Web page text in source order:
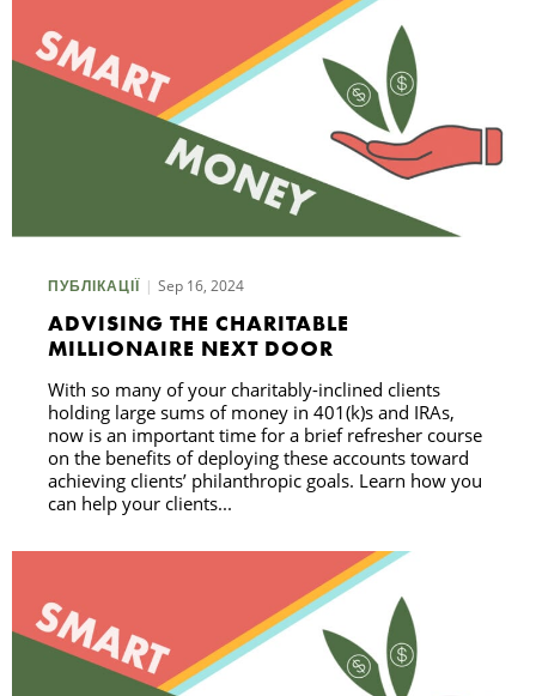
ПУБЛІКАЦІЇ Sep 16, 2024
ADVISING THE CHARITABLE
MILLIONAIRE NEXT DOOR
With so many of your charitably-inclined clients
holding large sums of money in 401(k)s and IRAs,
now is an important time for a brief refresher course
on the benefits of deploying these accounts toward
achieving clients’ philanthropic goals. Learn how you
can help your clients...